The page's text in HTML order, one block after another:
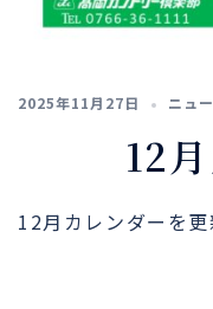
2025年11月27日 ニュ
12
12月カレンダーを